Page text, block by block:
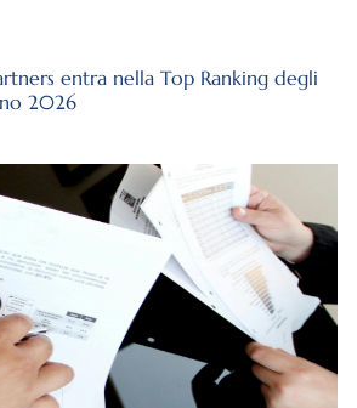
entra nella Top Ranking degli
2026